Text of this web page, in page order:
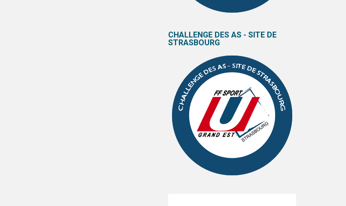
CHALLENGE DES AS - SITE DE
STRASBOURG